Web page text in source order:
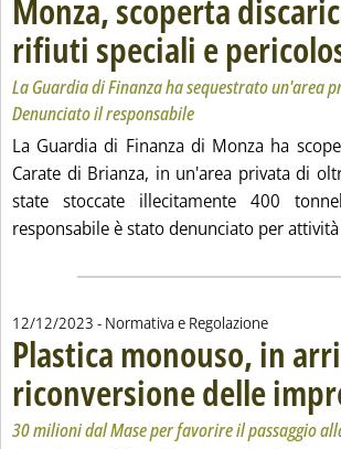
Monza, scoperta
rifiuti speciali e
La Guardia di Finanza ha sequestrato
Denunciato il responsabile
La Guardia di Finanza di Monza ha
Carate di Brianza, in un'area privata di
state stoccate illecitamente 400
responsabile è stato denunciato per
12/12/2023 - Normativa e Regolazione
Plastica monouso, in
riconversione delle
30 milioni dal Mase per favorire il passaggio